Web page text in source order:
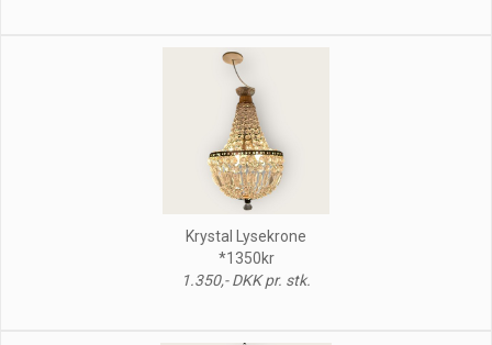
Krystal Lysekrone
*1350kr
1.350,- DKK pr. stk.